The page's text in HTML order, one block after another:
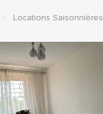
Locations Saisonnières